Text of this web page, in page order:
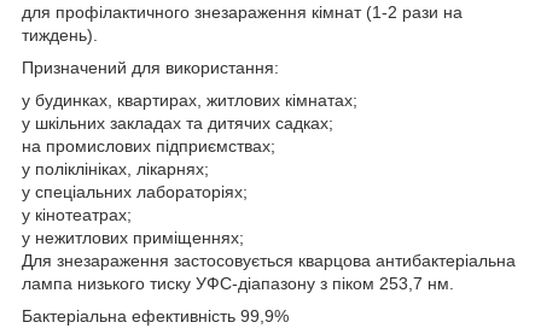
для профілактичного знезараження кімнат (1-2 рази на
тиждень).
Призначений для використання:
у будинках, квартирах, житлових кімнатах;
у шкільних закладах та дитячих садках;
на промислових підприємствах;
у поліклініках, лікарнях;
у спеціальних лабораторіях;
у кінотеатрах;
у нежитлових приміщеннях;
Для знезараження застосовується кварцова антибактеріальна
лампа низького тиску УФС-діапазону з піком 253,7 нм.
Бактеріальна ефективність 99,9%